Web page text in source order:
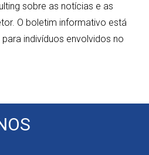
sobre as notícias e as
O boletim informativo está
indivíduos envolvidos no